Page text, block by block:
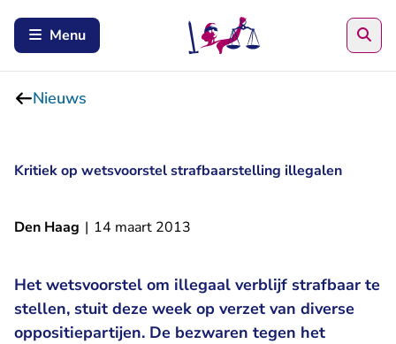
Menu
Nieuws
Kritiek op wetsvoorstel strafbaarstelling illegalen
Den Haag | 14 maart 2013
Het wetsvoorstel om illegaal verblijf strafbaar te
stellen, stuit deze week op verzet van diverse
oppositiepartijen. De bezwaren tegen het